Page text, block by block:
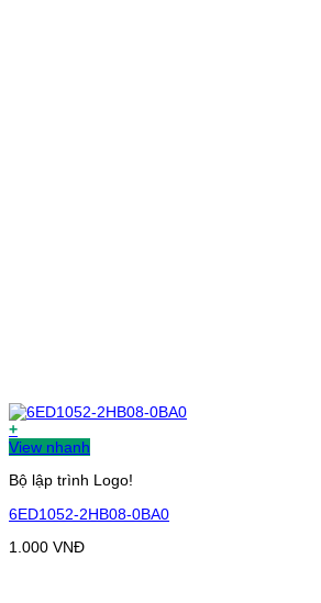
+
View nhanh
Bộ lập trình Logo!
6ED1052-2HB08-0BA0
1.000 VNĐ